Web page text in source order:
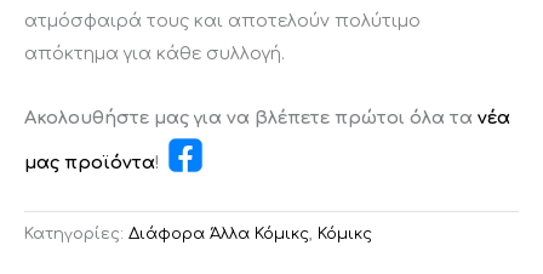
ατμόσφαιρά τους και αποτελούν πολύτιμο
απόκτημα για κάθε συλλογή.
Ακολουθήστε μας για να βλέπετε πρώτοι όλα τα νέα
μας προϊόντα!
Κατηγορίες: Διάφορα Άλλα Κόμικς, Κόμικς